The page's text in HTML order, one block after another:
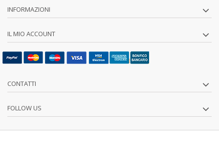
INFORMAZIONI
IL MIO ACCOUNT
CONTATTI
FOLLOW US